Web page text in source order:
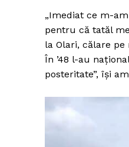
„Imediat ce m-
pentru că tatăl
la Olari, călare
În ’48 l-au
posteritate”, îşi